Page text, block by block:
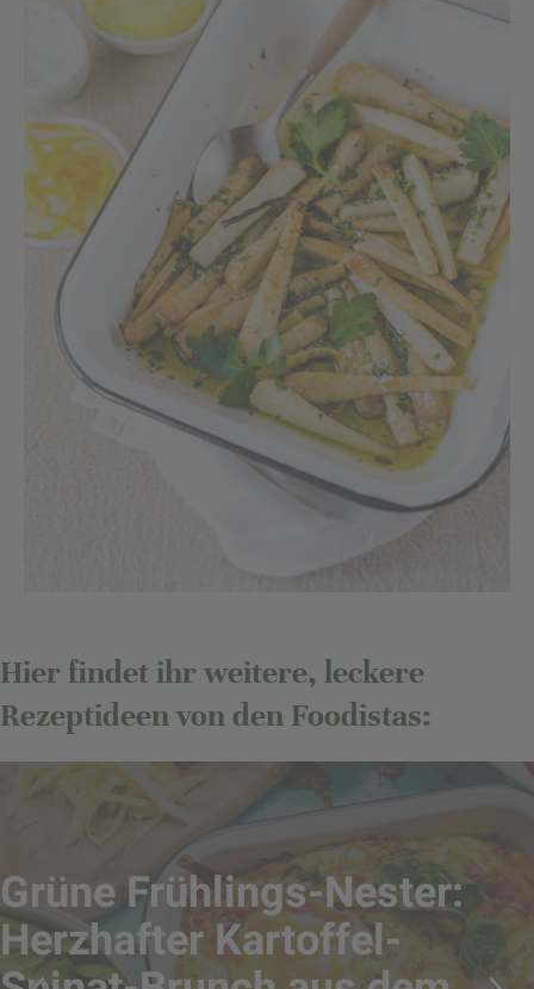
Hier findet ihr weitere, leckere
Rezeptideen von den Foodistas:
Grüne Frühlings-Nester:
Herzhafter Kartoffel-